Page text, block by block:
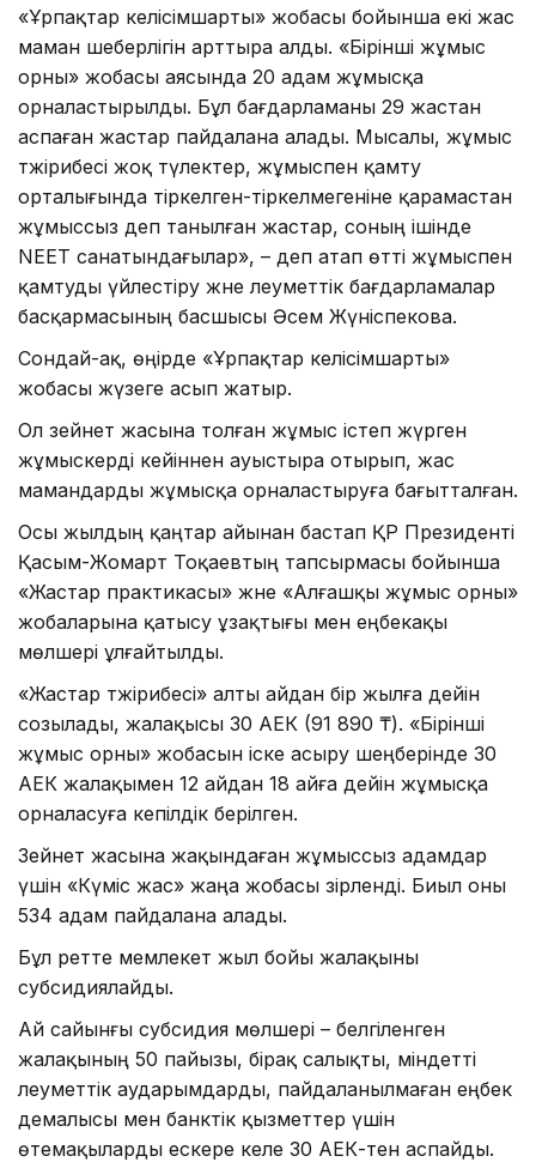
«Ұрпақтар келісімшарты» жобасы бойынша екі жас
маман шеберлігін арттыра алды. «Бірінші жұмыс
орны» жобасы аясында 20 адам жұмысқа
орналастырылды. Бұл бағдарламаны 29 жастан
аспаған жастар пайдалана алады. Мысалы, жұмыс
тәжірибесі жоқ түлектер, жұмыспен қамту
орталығында тіркелген-тіркелмегеніне қарамастан
жұмыссыз деп танылған жастар, соның ішінде
NEET санатындағылар», – деп атап өтті жұмыспен
қамтуды үйлестіру және әлеуметтік бағдарламалар
басқармасының басшысы Әсем Жүніспекова.
Сондай-ақ, өңірде «Ұрпақтар келісімшарты»
жобасы жүзеге асып жатыр.
Ол зейнет жасына толған жұмыс істеп жүрген
жұмыскерді кейіннен ауыстыра отырып, жас
мамандарды жұмысқа орналастыруға бағытталған.
Осы жылдың қаңтар айынан бастап ҚР Президенті
Қасым-Жомарт Тоқаевтың тапсырмасы бойынша
«Жастар практикасы» және «Алғашқы жұмыс орны»
жобаларына қатысу ұзақтығы мен еңбекақы
мөлшері ұлғайтылды.
«Жастар тәжірибесі» алты айдан бір жылға дейін
созылады, жалақысы 30 АЕК (91 890 ₸). «Бірінші
жұмыс орны» жобасын іске асыру шеңберінде 30
АЕК жалақымен 12 айдан 18 айға дейін жұмысқа
орналасуға кепілдік берілген.
Зейнет жасына жақындаған жұмыссыз адамдар
үшін «Күміс жас» жаңа жобасы әзірленді. Биыл оны
534 адам пайдалана алады.
Бұл ретте мемлекет жыл бойы жалақыны
субсидиялайды.
Ай сайынғы субсидия мөлшері – белгіленген
жалақының 50 пайызы, бірақ салықты, міндетті
әлеуметтік аударымдарды, пайдаланылмаған еңбек
демалысы мен банктік қызметтер үшін
өтемақыларды ескере келе 30 АЕК-тен аспайды.